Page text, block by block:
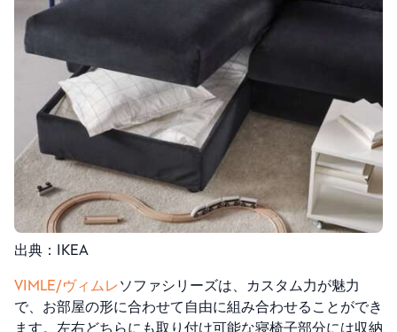
出典：IKEA
VIMLE/ヴィムレ ソファシリーズは、カスタム力が魅力
で、お部屋の形に合わせて自由に組み合わせることができ
ます。左右どちらにも取り付け可能な寝椅子部分には収納